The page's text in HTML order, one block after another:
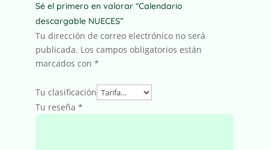
Sé el primero en valorar “Calendario
descargable NUECES”
Tu dirección de correo electrónico no será
publicada. Los campos obligatorios están
marcados con *
Tu clasificación
Tu reseña *